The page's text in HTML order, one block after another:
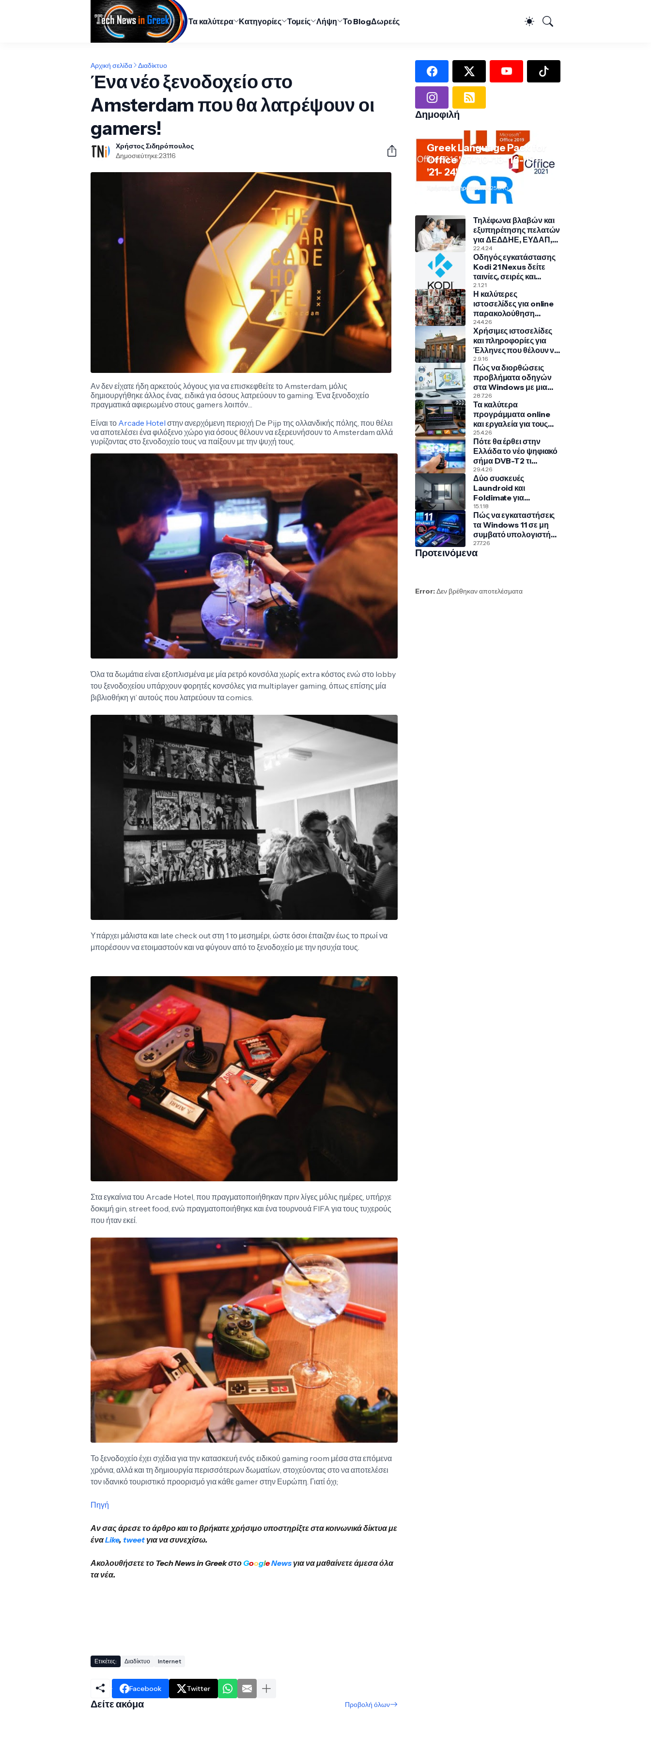
Τα καλύτερα Κατηγορίες Τομείς Λήψη Το BlogΔωρεές
Αρχική σελίδα Διαδίκτυο
Ένα νέο ξενοδοχείο στο
Amsterdam που θα λατρέψουν οι
gamers!
Χρήστος Σιδηρόπουλος
Δημοσιεύτηκε:23.1.16
Αν δεν είχατε ήδη αρκετούς λόγους για να επισκεφθείτε το Amsterdam, μόλις
δημιουργήθηκε άλλος ένας, ειδικά για όσους λατρεύουν το gaming. Ένα ξενοδοχείο
πραγματικά αφιερωμένο στους gamers λοιπόν…
Είναι το Arcade Hotel στην ανερχόμενη περιοχή De Pijp της ολλανδικής πόλης, που θέλει
να αποτελέσει ένα φιλόξενο χώρο για όσους θέλουν να εξερευνήσουν το Amsterdam αλλά
γυρίζοντας στο ξενοδοχείο τους να παίξουν με την ψυχή τους.
Όλα τα δωμάτια είναι εξοπλισμένα με μία ρετρό κονσόλα χωρίς extra κόστος ενώ στο lobby
του ξενοδοχείου υπάρχουν φορητές κονσόλες για multiplayer gaming, όπως επίσης μία
βιβλιοθήκη γι’ αυτούς που λατρεύουν τα comics.
Υπάρχει μάλιστα και late check out στη 1 το μεσημέρι, ώστε όσοι έπαιζαν έως το πρωί να
μπορέσουν να ετοιμαστούν και να φύγουν από το ξενοδοχείο με την ησυχία τους.
Στα εγκαίνια του Arcade Hotel, που πραγματοποιήθηκαν πριν λίγες μόλις ημέρες, υπήρχε
δοκιμή gin, street food, ενώ πραγματοποιήθηκε και ένα τουρνουά FIFA για τους τυχερούς
που ήταν εκεί.
Το ξενοδοχείο έχει σχέδια για την κατασκευή ενός ειδικού gaming room μέσα στα επόμενα
χρόνια, αλλά και τη δημιουργία περισσότερων δωματίων, στοχεύοντας στο να αποτελέσει
τον ιδανικό τουριστικό προορισμό για κάθε gamer στην Ευρώπη. Γιατί όχι;
Πηγή
Αν σας άρεσε το άρθρο και το βρήκατε χρήσιμο υποστηρίξτε στα κοινωνικά δίκτυα με
έναLike, tweet για να συνεχίσω.
Ακολουθήσετε το Tech News in Greek στο GoogleNews για να μαθαίνετε άμεσα όλα
τα νέα.
Ετικέτες: Διαδίκτυο Internet
Facebook Twitter
Δείτε ακόμα Προβολή όλων
Δημοφιλή
Greek Language Pack for
Office '07-'10-'13-'16-'19-
'21- 24'
Χρήστος Σιδηρόπουλος 25.9.10
Τηλέφωνα βλαβών και
εξυπηρέτησης πελατών
για ΔΕΔΔΗΕ, ΕΥΔΑΠ,
ΠΑ.ΣΥ.ΠΕ., COSMOTE,
NOVA, VODAFONE
22.4.24
Οδηγός εγκατάστασης
Kodi 21 Nexus δείτε
ταινίες, σειρές και
πολλά άλλα!
2.1.21
Η καλύτερες
ιστοσελίδες για online
παρακολούθηση
ταινιών, σειρών,
ντοκιμαντέρ, παιδικά
24.4.26
Χρήσιμες ιστοσελίδες
και πληροφορίες για
Έλληνες που θέλουν να
μεταναστεύσουν στην
Γερμανία
2.9.16
Πώς να διορθώσεις
προβλήματα οδηγών
στα Windows με μια
κρυφή εντολή
28.7.26
Τα καλύτερα
προγράμματα online
και εργαλεία για τους
δικούς σας υπότιτλους
25.4.26
Πότε θα έρθει στην
Ελλάδα το νέο ψηφιακό
σήμα DVB-T2 τι
σημαίνει για την
τηλεόρασή σου
29.4.26
Δύο συσκευές
Laundroid και
Foldimate για
αυτόματο ξεχώρισμα
και δίπλωμα ρούχων!
15.1.18
Πώς να εγκαταστήσεις
τα Windows 11 σε μη
συμβατό υπολογιστή
με Rufus και Ventoy
27.7.26
Προτεινόμενα
Error:Δεν βρέθηκαν αποτελέσματα